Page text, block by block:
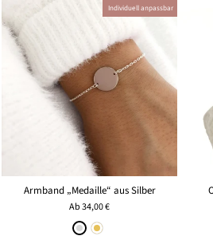
Individuell anpassbar
Armband „Medaille“ aus Silber
Ab34,00 €